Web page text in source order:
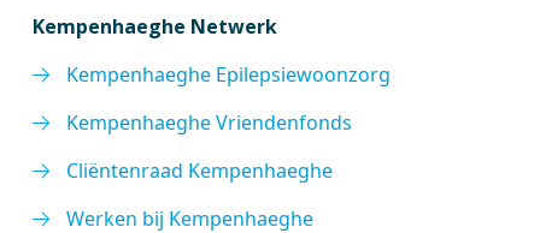
Kempenhaeghe Netwerk
Kempenhaeghe Epilepsiewoonzorg
Kempenhaeghe Vriendenfonds
Cliëntenraad Kempenhaeghe
Werken bij Kempenhaeghe